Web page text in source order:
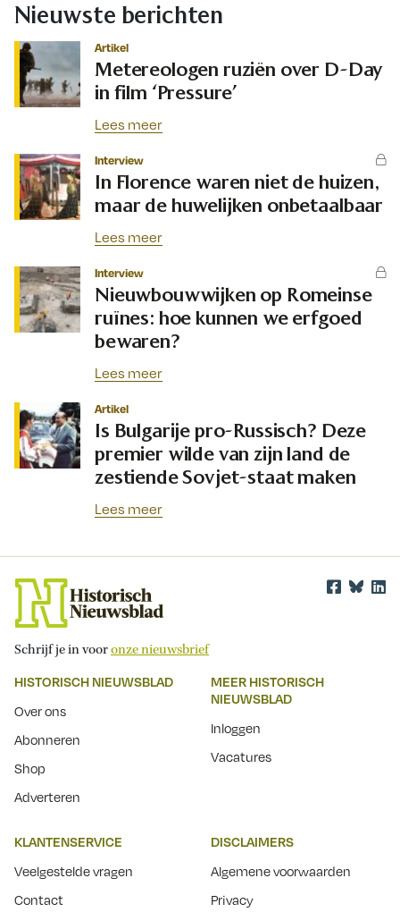
Nieuwste berichten
Artikel
Metereologen ruziën over D-Day
in film ‘Pressure’
Lees meer
Interview
In Florence waren niet de huizen,
maar de huwelijken onbetaalbaar
Lees meer
Interview
Nieuwbouwwijken op Romeinse
ruïnes: hoe kunnen we erfgoed
bewaren?
Lees meer
Artikel
Is Bulgarije pro-Russisch? Deze
premier wilde van zijn land de
zestiende Sovjet-staat maken
Lees meer
Schrijf je in vooronze nieuwsbrief
HISTORISCH NIEUWSBLAD
Over ons
Abonneren
Shop
Adverteren
MEER HISTORISCH
NIEUWSBLAD
Inloggen
Vacatures
KLANTENSERVICE
Veelgestelde vragen
Contact
DISCLAIMERS
Algemene voorwaarden
Privacy